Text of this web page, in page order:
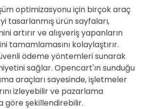
optimizasyonu için birçok araç
tasarlanmış ürün sayfaları,
artırır ve alışveriş yapanların
tamamlamasını kolaylaştırır.
ödeme yöntemleri sunarak
sağlar. Opencart'ın sunduğu
araçları sayesinde, işletmeler
izleyebilir ve pazarlama
göre şekillendirebilir.